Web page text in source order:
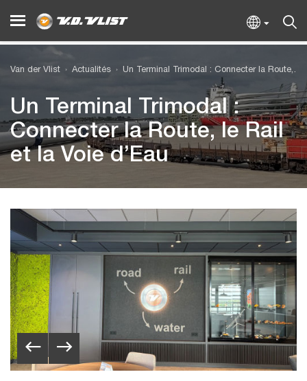
Van der Vlist Actualités Un Terminal Trimodal : Connecter la Route, le Rail et la Voie d’Eau
Un Terminal Trimodal :
Connecter la Route, le Rail
et la Voie d’Eau